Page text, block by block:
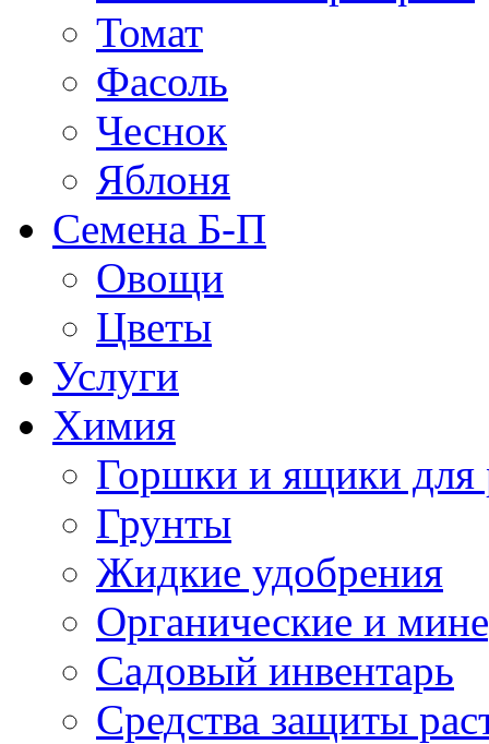
Томат
Фасоль
Чеснок
Яблоня
Семена Б-П
Овощи
Цветы
Услуги
Химия
Горшки и ящики для
Грунты
Жидкие удобрения
Органические и
Садовый инвентарь
Средства защиты